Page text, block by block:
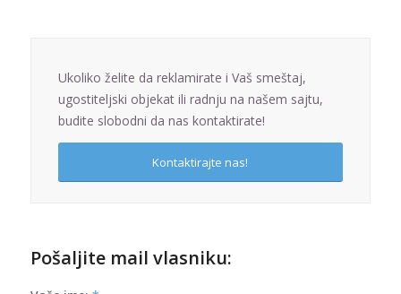
Ukoliko želite da reklamirate i Vaš smeštaj,
ugostiteljski objekat ili radnju na našem sajtu,
budite slobodni da nas kontaktirate!
Kontaktirajte nas!
Pošaljite mail vlasniku: